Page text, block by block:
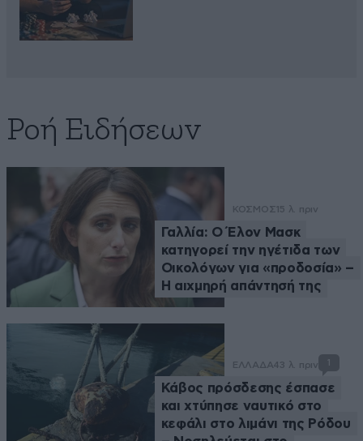
Ροή Ειδήσεων
ΚΟΣΜΟΣ 15 λ. πριν
Γαλλία: Ο Έλον Μασκ
κατηγορεί την ηγέτιδα των
Οικολόγων για «προδοσία» –
Η αιχμηρή απάντησή της
ΕΛΛΑΔΑ43 λ. πριν 1
Κάβος πρόσδεσης έσπασε
και χτύπησε ναυτικό στο
κεφάλι στο λιμάνι της Ρόδου